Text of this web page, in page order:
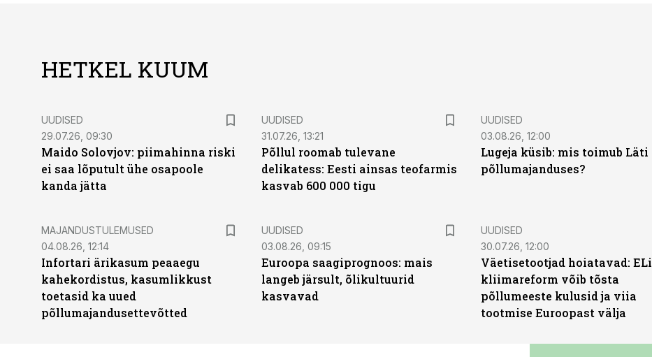
HETKEL KUUM
UUDISED
29.07.26, 09:30
Maido Solovjov: piimahinna riski
ei saa lõputult ühe osapoole
kanda jätta
UUDISED
31.07.26, 13:21
Põllul roomab tulevane
delikatess: Eesti ainsas teofarmis
kasvab 600 000 tigu
UUDISED
03.08.26, 12:00
Lugeja küsib: mis toimub Läti
põllumajanduses?
MAJANDUSTULEMUSED
04.08.26, 12:14
Infortari ärikasum peaaegu
kahekordistus, kasumlikkust
toetasid ka uued
põllumajandusettevõtted
UUDISED
03.08.26, 09:15
Euroopa saagiprognoos: mais
langeb järsult, õlikultuurid
kasvavad
UUDISED
30.07.26, 12:00
Väetisetootjad hoiatavad: ELi
kliimareform võib tõsta
põllumeeste kulusid ja viia
tootmise Euroopast välja